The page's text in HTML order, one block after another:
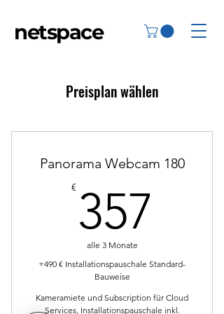
netspace
Preisplan wählen
Panorama Webcam 180
€ 357
alle 3 Monate
+490 € Installationspauschale Standard-
Bauweise
Kameramiete und Subscription für Cloud
Services, Installationspauschale inkl.